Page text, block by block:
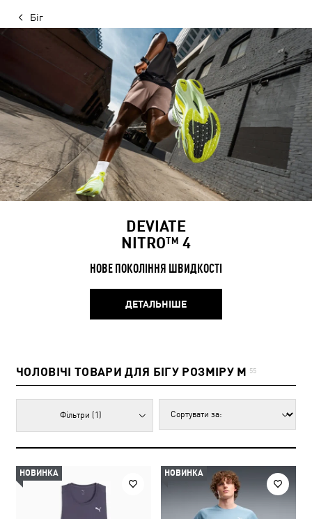
Біг
DEVIATE
NITRO™ 4
НОВЕ ПОКОЛІННЯ ШВИДКОСТІ
ДЕТАЛЬНІШЕ
ЧОЛОВІЧІ ТОВАРИ ДЛЯ БІГУ РОЗМІРУ M 55
Фільтри (1)
НОВИНКА НОВИНКА